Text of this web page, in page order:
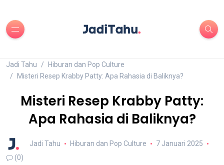
Jadi Tahu
Hiburan dan Pop Culture
Misteri Resep Krabby Patty: Apa Rahasia di Baliknya?
Misteri Resep Krabby Patty:
Apa Rahasia di Baliknya?
Jadi Tahu Hiburan dan Pop Culture
7 Januari 2025
(0)